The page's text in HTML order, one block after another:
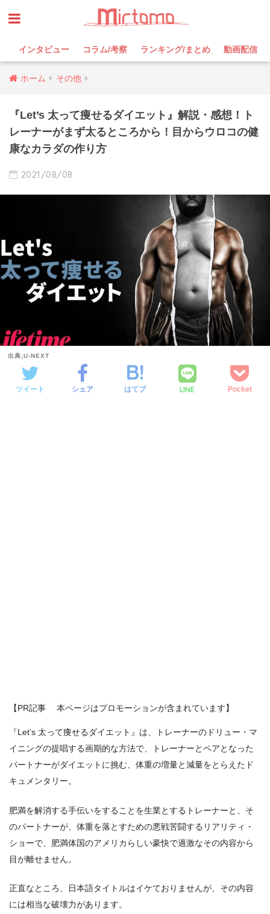
インタビュー コラム/考察 ランキング/まとめ 動画配信
ホーム その他
『Let’s 太って痩せるダイエット』解説・感想！ト
レーナーがまず太るところから！目からウロコの健
康なカラダの作り方
2021/08/08
出典;U-NEXT
ツイート シェア はてブ LINE Pocket
【PR記事 本ページはプロモーションが含まれています】
『Let’s 太って痩せるダイエット』は、トレーナーのドリュー・マ
イニングの提唱する画期的な方法で、トレーナーとペアとなった
パートナーがダイエットに挑む、体重の増量と減量をとらえたド
キュメンタリー。
肥満を解消する手伝いをすることを生業とするトレーナーと、そ
のパートナーが、体重を落とすための悪戦苦闘するリアリティ・
ショーで、肥満体国のアメリカらしい豪快で過激なその内容から
目が離せません。
正直なところ、日本語タイトルはイケておりませんが、その内容
には相当な破壊力があります。